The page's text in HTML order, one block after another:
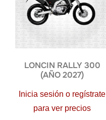
LONCIN RALLY 300
(AÑO 2027)
Inicia sesión o regístrate
para ver precios